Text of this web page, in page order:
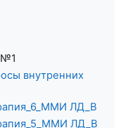
внутренних
ЛД_В
ЛД_В